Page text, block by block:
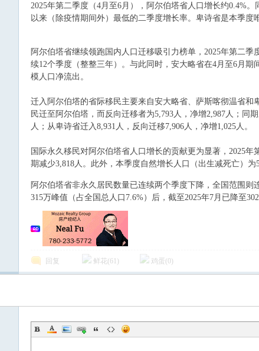
2025年第二季度（4月至6月），阿尔伯塔省人口增长约0.4%
以来（除疫情期间外）最低的二季度增长率。卑诗省是本季度
阿尔伯塔省继续领跑国内人口迁移吸引力榜单，2025年第二
续12个季度（整整三年）。与此同时，安大略省在4月至6月
模人口净流出。
迁入阿尔伯塔的省际移民主要来自安大略省、萨斯喀彻温省和
民迁至阿尔伯塔，而反向迁移者为5,793人，净增2,987人；同
人；从卑诗省迁入8,931人，反向迁移7,906人，净增1,025人。
国际永久移民对阿尔伯塔省人口增长的贡献更为显著，2025
期减少3,818人。此外，本季度自然增长人口（出生减死亡）为
阿尔伯塔省非永久居民数量已连续两个季度下降，全国范围则
315万峰值（占全国总人口7.6%）后，截至2025年7月已降至
回复 鲜花(61 ) 鸡蛋( 0 )